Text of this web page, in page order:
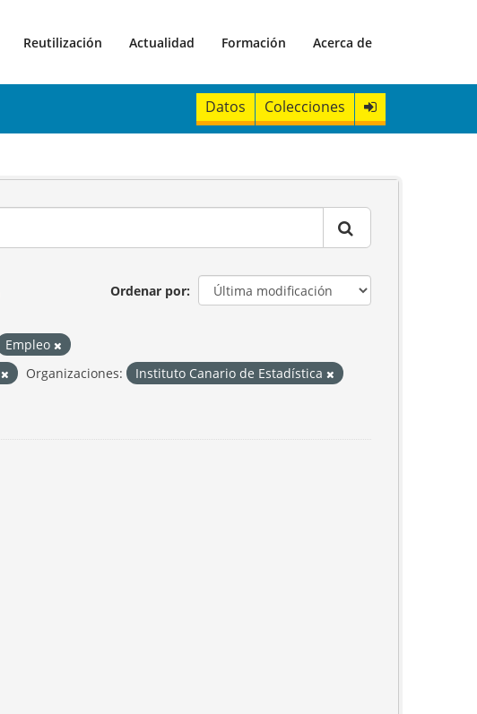
Reutilización Actualidad Formación Acerca de
Datos Colecciones
Ordenar por
Empleo
Organizaciones:
Instituto Canario de Estadística